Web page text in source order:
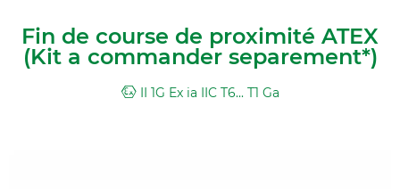
Fin de course de proximité ATEX
(Kit a commander separement*)
II 1G Ex ia IIC T6... T1 Ga